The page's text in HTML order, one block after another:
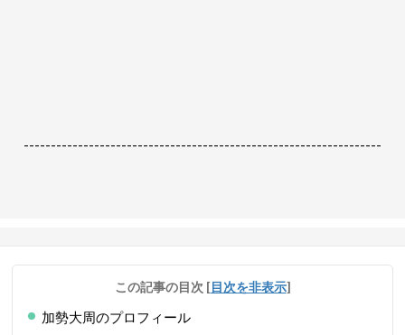
------------------------------------------------------------------
この記事の目次 [目次を非表示]
加勢大周のプロフィール